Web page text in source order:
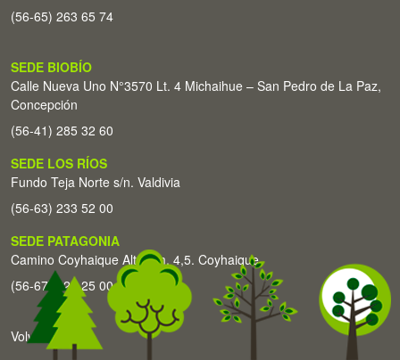
(56-65) 263 65 74
SEDE BIOBÍO
Calle Nueva Uno N°3570 Lt. 4 Michaihue – San Pedro de La Paz,
Concepción
(56-41) 285 32 60
SEDE LOS RÍOS
Fundo Teja Norte s/n. Valdivia
(56-63) 233 52 00
SEDE PATAGONIA
Camino Coyhaique Alto Km. 4,5. Coyhaique
(56-67) 226 25 00
Volver arriba